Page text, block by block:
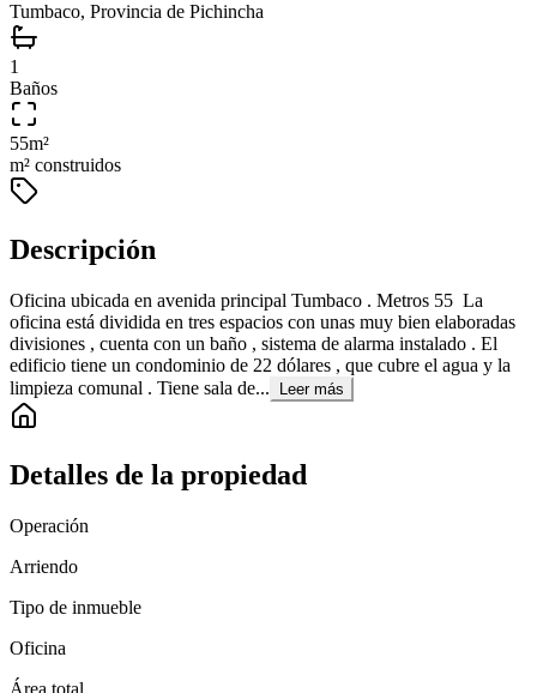
Tumbaco, Provincia de Pichincha
1
Baños
55m²
m² construidos
Descripción
Oficina ubicada en avenida principal Tumbaco . Metros 55 La
oficina está dividida en tres espacios con unas muy bien elaboradas
divisiones , cuenta con un baño , sistema de alarma instalado . El
edificio tiene un condominio de 22 dólares , que cubre el agua y la
limpieza comunal . Tiene sala de...
Leer más
Detalles de la propiedad
Operación
Arriendo
Tipo de inmueble
Oficina
Área total